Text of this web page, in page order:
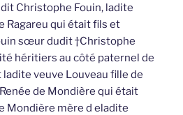
Christophe Fouin, ladite
Ragareu qui était fils et
sœur dudit †Christophe
héritiers au côté paternel de
ladite veuve Louveau fille de
de Mondière qui était
Mondière mère d eladite